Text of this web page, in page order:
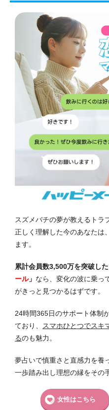
スズメバチの夢が教えるトラ
正しく理解した今のあなたは
ます。
累計会員数3,500万を突破し
ール」 なら、変化の波に乗っ
がきっと見つかるはずです。
24時間365日のサポート体制
ており、 スマホひとつでスキ
るのも魅力。
夢占いで慎重さと直感力を養
一歩踏み出し理想の縁をその
女性はこちら